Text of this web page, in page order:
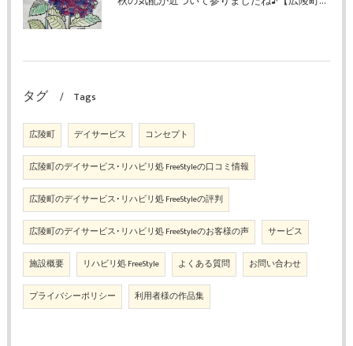
タグ Tags
広陵町 デイサービス コンセプト
広陵町のデイサービス･リハビリ処 FreeStyleの口コミ情報
広陵町のデイサービス･リハビリ処 FreeStyleの評判
広陵町のデイサービス･リハビリ処 FreeStyleのお客様の声 サービス
施設概要 リハビリ処 FreeStyle よくある質問 お問い合わせ
プライバシーポリシー 利用者様の作品集